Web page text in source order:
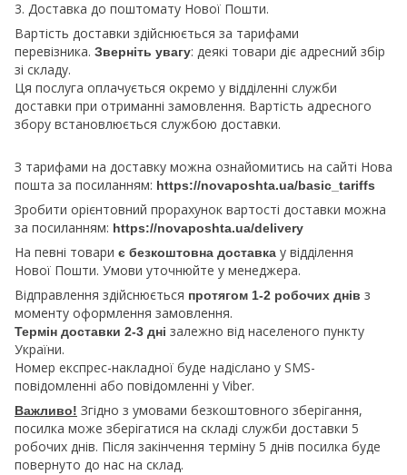
3. Доставка до поштомату Нової Пошти.
Вартість доставки здійснюється за тарифами
перевізника. Зверніть увагу: деякі товари діє адресний збір
зі складу.
Ця послуга оплачується окремо у відділенні служби
доставки при отриманні замовлення. Вартість адресного
збору встановлюється службою доставки.
З тарифами на доставку можна ознайомитись на сайті Нова
пошта за посиланням: https://novaposhta.ua/basic_tariffs
Зробити орієнтовний прорахунок вартості доставки можна
за посиланням: https://novaposhta.ua/delivery
На певні товари є безкоштовна доставка у відділення
Нової Пошти. Умови уточнюйте у менеджера.
Відправлення здійснюється протягом 1-2 робочих днів з
моменту оформлення замовлення.
Термін доставки 2-3 дні залежно від населеного пункту
України.
Номер експрес-накладної буде надіслано у SMS-
повідомленні або повідомленні у Viber.
Важливо! Згідно з умовами безкоштовного зберігання,
посилка може зберігатися на складі служби доставки 5
робочих днів. Після закінчення терміну 5 днів посилка буде
повернуто до нас на склад.